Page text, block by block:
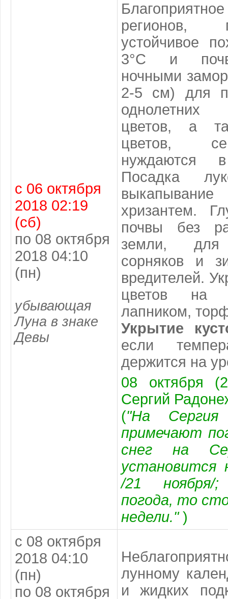
с 06 октября
2018 02:19
(сб)
по 08 октября
2018 04:10
(пн)
убывающая
Луна в знаке
Девы
регионов,
устойчивое
3°С и
ночными
2-5 см) для
однолетних
цветов, а
цветов,
нуждаются в
Посадка
хризантем.
почвы без
земли, для
сорняков и
вредителей.
цветов на
лапником,
Укрытие
если
держится на
08 октября
Сергий
("На Сергия
примечают
снег на
установится
/21
погода, то
недели.")
с 08 октября
2018 04:10
(пн)
по 08 октября
лунному
и жидких